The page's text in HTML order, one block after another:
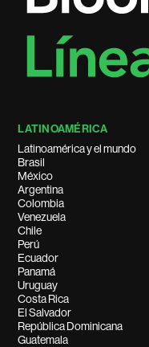
LATINOAMÉRICA
Latinoamérica y el mundo
Brasil
México
Argentina
Colombia
Venezuela
Chile
Perú
Ecuador
Panamá
Uruguay
Costa Rica
El Salvador
República Dominicana
Guatemala